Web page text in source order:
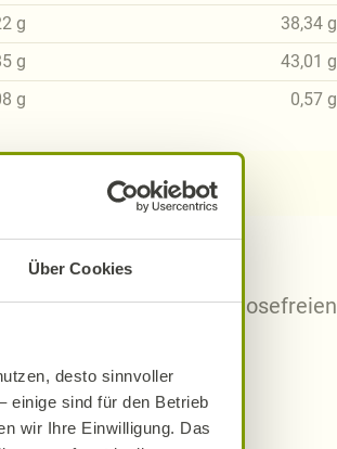
Über Cookies
desto sinnvoller
einige sind für den Betrieb
wir Ihre Einwilligung. Das
g
g
g
38,34 g
43,01 g
0,57 g
gluten- und laktosefreien